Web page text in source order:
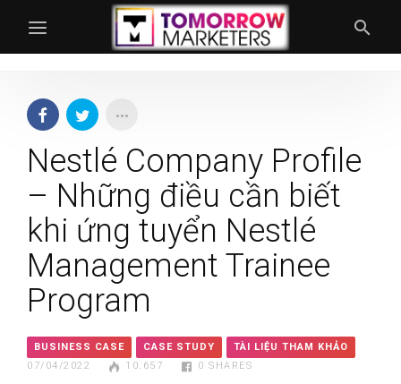
Nestlé Company Profile
– Những điều cần biết
khi ứng tuyển Nestlé
Management Trainee
Program
BUSINESS CASE CASE STUDY
TÀI LIỆU THAM KHẢO
07/04/2022
10.657 0 SHARES